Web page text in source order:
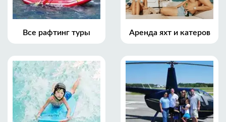
Все рафтинг туры Аренда яхт и катеров